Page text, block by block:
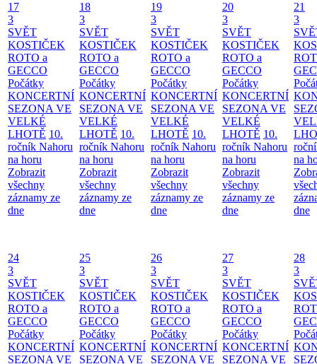
17
3
SVĚT
KOSTIČEK
ROTO a
GECCO
Počátky
KONCERTNÍ
SEZONA VE
VELKÉ
LHOTĚ 10.
ročník Nahoru
na horu
Zobrazit
všechny
záznamy ze
dne
18
3
SVĚT
KOSTIČEK
ROTO a
GECCO
Počátky
KONCERTNÍ
SEZONA VE
VELKÉ
LHOTĚ 10.
ročník Nahoru
na horu
Zobrazit
všechny
záznamy ze
dne
19
3
SVĚT
KOSTIČEK
ROTO a
GECCO
Počátky
KONCERTNÍ
SEZONA VE
VELKÉ
LHOTĚ 10.
ročník Nahoru
na horu
Zobrazit
všechny
záznamy ze
dne
20
3
SVĚT
KOSTIČEK
ROTO a
GECCO
Počátky
KONCERTNÍ
SEZONA VE
VELKÉ
LHOTĚ 10.
ročník Nahoru
na horu
Zobrazit
všechny
záznamy ze
dne
21
3
na
dne
24
3
SVĚT
KOSTIČEK
ROTO a
GECCO
Počátky
KONCERTNÍ
SEZONA VE
25
3
SVĚT
KOSTIČEK
ROTO a
GECCO
Počátky
KONCERTNÍ
SEZONA VE
26
3
SVĚT
KOSTIČEK
ROTO a
GECCO
Počátky
KONCERTNÍ
SEZONA VE
27
3
SVĚT
KOSTIČEK
ROTO a
GECCO
Počátky
KONCERTNÍ
SEZONA VE
28
3